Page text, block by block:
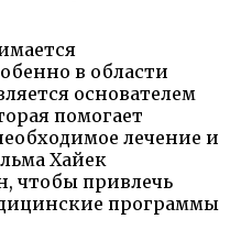
в области
основателем
помогает
лечение и
Хайек
чтобы привлечь
программы